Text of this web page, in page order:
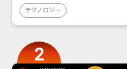
テクノロジー